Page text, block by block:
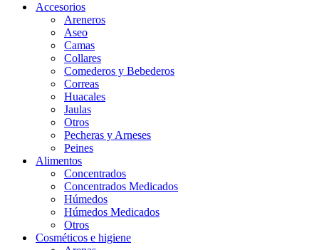
Accesorios
Areneros
Aseo
Camas
Collares
Comederos y Bebederos
Correas
Huacales
Jaulas
Otros
Pecheras y Arneses
Peines
Alimentos
Concentrados
Concentrados Medicados
Húmedos
Húmedos Medicados
Otros
Cosméticos e higiene